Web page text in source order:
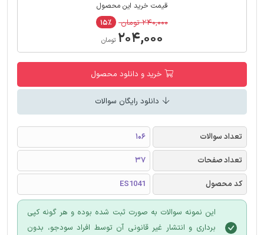
قیمت خرید این محصول
۲۴۰,۰۰۰ تومان ۱۵٪
۲۰۴,۰۰۰ تومان
خرید و دانلود محصول
دانلود رایگان سوالات
تعداد سوالات
106
تعداد صفحات
37
کد محصول
ES1041
این نمونه سوالات به صورت ثبت شده بوده و هر گونه کپی
برداری و انتشار غیر قانونی آن توسط افراد سودجو، بدون